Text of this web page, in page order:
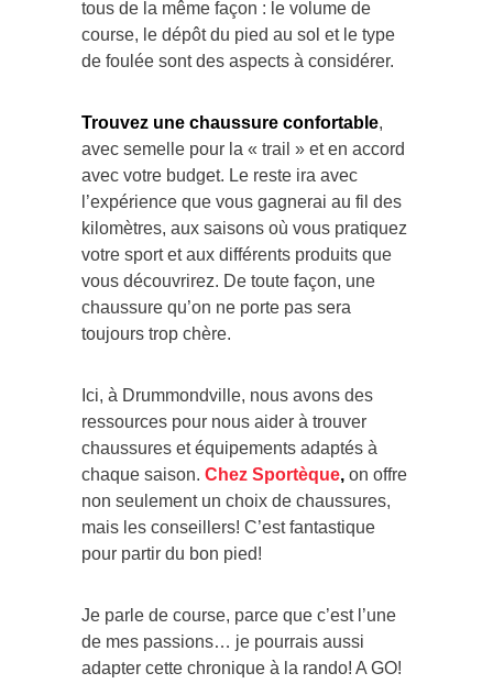
tous de la même façon : le volume de
course, le dépôt du pied au sol et le type
de foulée sont des aspects à considérer.
Trouvez une chaussure confortable,
avec semelle pour la « trail » et en accord
avec votre budget. Le reste ira avec
l’expérience que vous gagnerai au fil des
kilomètres, aux saisons où vous pratiquez
votre sport et aux différents produits que
vous découvrirez. De toute façon, une
chaussure qu’on ne porte pas sera
toujours trop chère.
Ici, à Drummondville, nous avons des
ressources pour nous aider à trouver
chaussures et équipements adaptés à
chaque saison. Chez Sportèque, on offre
non seulement un choix de chaussures,
mais les conseillers! C’est fantastique
pour partir du bon pied!
Je parle de course, parce que c’est l’une
de mes passions… je pourrais aussi
adapter cette chronique à la rando! A GO!